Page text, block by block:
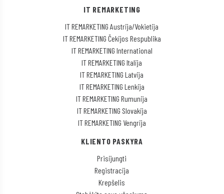
IT REMARKETING
IT REMARKETING Austrija/Vokietija
IT REMARKETING Čekijos Respublika
IT REMARKETING International
IT REMARKETING Italija
IT REMARKETING Latvija
IT REMARKETING Lenkija
IT REMARKETING Rumunija
IT REMARKETING Slovakija
IT REMARKETING Vengrija
KLIENTO PASKYRA
Prisijungti
Registracija
Krepšelis